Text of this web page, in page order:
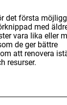
det första
med
vara lika eller
de ger bättre
att renovera
resurser.